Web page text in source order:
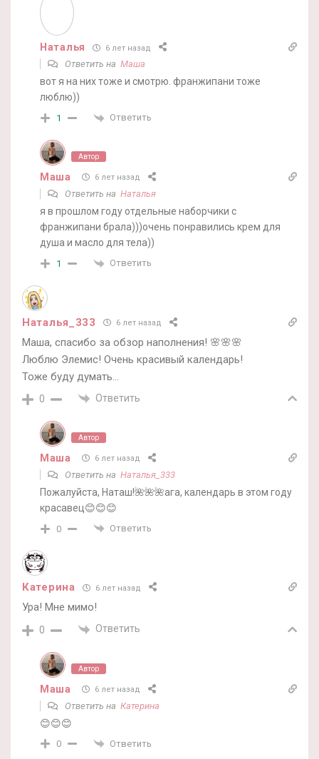
Наталья 6 лет назад
Ответить на Маша
вот я на них тоже и смотрю. франжипани тоже
люблю))
1 Ответить
Автор
Маша 6 лет назад
Ответить на Наталья
я в прошлом году отдельные наборчики с
франжипани брала)))очень понравились крем для
душа и масло для тела))
1 Ответить
Наталья_333 6 лет назад
Маша, спасибо за обзор наполнения! 🌸🌸🌸
Люблю Элемис! Очень красивый календарь!
Тоже буду думать…
0 Ответить
Автор
Маша 6 лет назад
Ответить на Наталья_333
Пожалуйста, Наташ!🌺🌺🌺ага, календарь в этом году
красавец😊😊😊
0 Ответить
Катерина 6 лет назад
Ура! Мне мимо!
0 Ответить
Автор
Маша 6 лет назад
Ответить на Катерина
😊😊😊
0 Ответить